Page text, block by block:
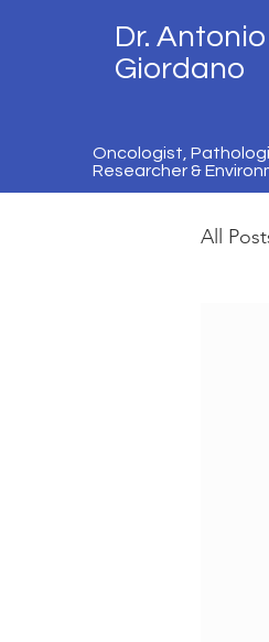
Dr. Antonio
Giordano
Oncologist,
Researcher &
All